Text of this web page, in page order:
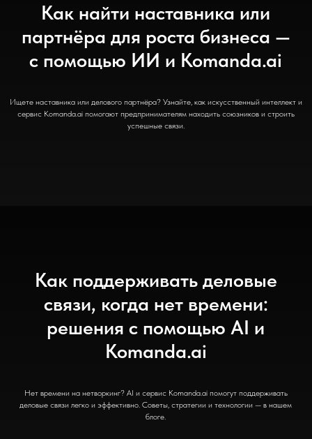
Как найти наставника или
партнёра для роста бизнеса —
с помощью ИИ и Komanda.ai
Ищете наставника или делового партнёра? Узнайте, как искусственный интеллект и
сервис Komanda.ai помогают предпринимателям находить союзников и строить
успешные связи.
Как поддерживать деловые
связи, когда нет времени:
решения с помощью AI и
Komanda.ai
Нет времени на нетворкинг? AI и сервис Komanda.ai помогут поддерживать
деловые связи легко и эффективно. Советы, стратегии и технологии — в нашем
блоге.